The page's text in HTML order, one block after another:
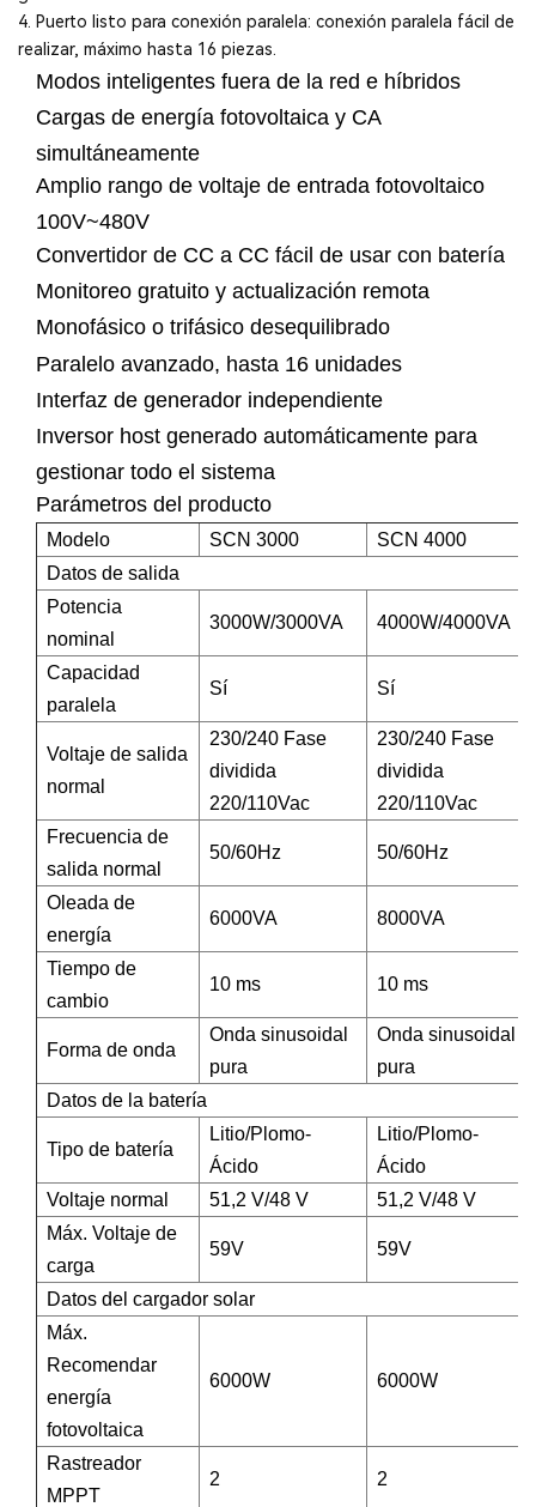
4. Puerto listo para conexión paralela: conexión paralela fácil de
realizar, máximo hasta 16 piezas.
Modos inteligentes fuera de la red e híbridos
Cargas de energía fotovoltaica y CA
simultáneamente
Amplio rango de voltaje de entrada fotovoltaico
100V~480V
Convertidor de CC a CC fácil de usar con batería
Monitoreo gratuito y actualización remota
Monofásico o trifásico desequilibrado
Paralelo avanzado, hasta 16 unidades
Interfaz de generador independiente
Inversor host generado automáticamente para
gestionar todo el sistema
Parámetros del producto
Modelo SCN 3000
SCN 4000
Datos de salida
Potencia
nominal
3000W/3000VA 4000W/4000VA
Capacidad
paralela
Sí Sí
Voltaje de salida
normal
230/240 Fase
dividida
220/110Vac
230/240 Fase
dividida
220/110Vac
Frecuencia de
salida normal
50/60Hz 50/60Hz
Oleada de
energía
6000VA 8000VA
Tiempo de
cambio
10 ms 10 ms
Forma de onda
Onda sinusoidal
pura
Onda sinusoidal
pura
Datos de la batería
Tipo de batería
Litio/Plomo-
Ácido
Litio/Plomo-
Ácido
Voltaje normal
51,2 V/48 V
51,2 V/48 V
Máx. Voltaje de
carga
59V 59V
Datos del cargador solar
Máx.
Recomendar
energía
fotovoltaica
6000W 6000W
Rastreador
MPPT
2 2